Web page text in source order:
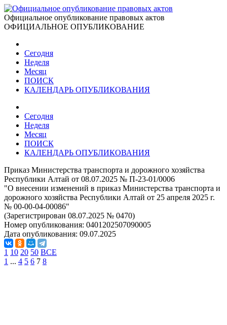
Официальное опубликование правовых актов
ОФИЦИАЛЬНОЕ ОПУБЛИКОВАНИЕ
Сегодня
Неделя
Месяц
ПОИСК
КАЛЕНДАРЬ ОПУБЛИКОВАНИЯ
Сегодня
Неделя
Месяц
ПОИСК
КАЛЕНДАРЬ ОПУБЛИКОВАНИЯ
Приказ Министерства транспорта и дорожного хозяйства
Республики Алтай от 08.07.2025 № П-23-01/0006
"О внесении изменений в приказ Министерства транспорта и
дорожного хозяйства Республики Алтай от 25 апреля 2025 г.
№ 00-00-04-00086"
(Зарегистрирован 08.07.2025 № 0470)
Номер опубликования: 0401202507090005
Дата опубликования: 09.07.2025
1 10 20 50 ВСЕ
1 ... 4 5 6 7 8